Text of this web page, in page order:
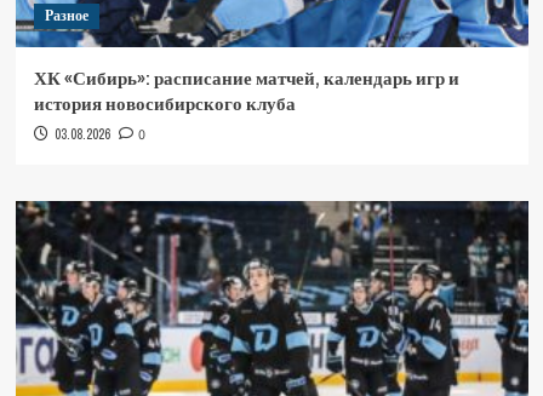
Разное
ХК «Сибирь»: расписание матчей, календарь игр и
история новосибирского клуба
03.08.2026 0